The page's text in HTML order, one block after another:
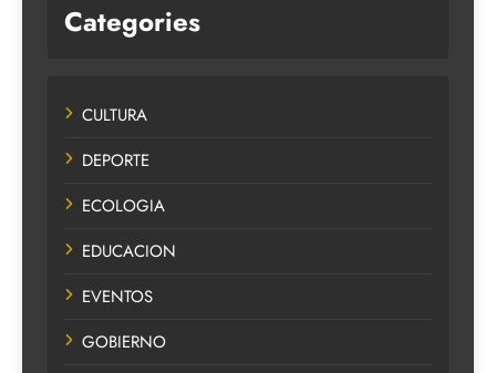
Categories
CULTURA
DEPORTE
ECOLOGIA
EDUCACION
EVENTOS
GOBIERNO